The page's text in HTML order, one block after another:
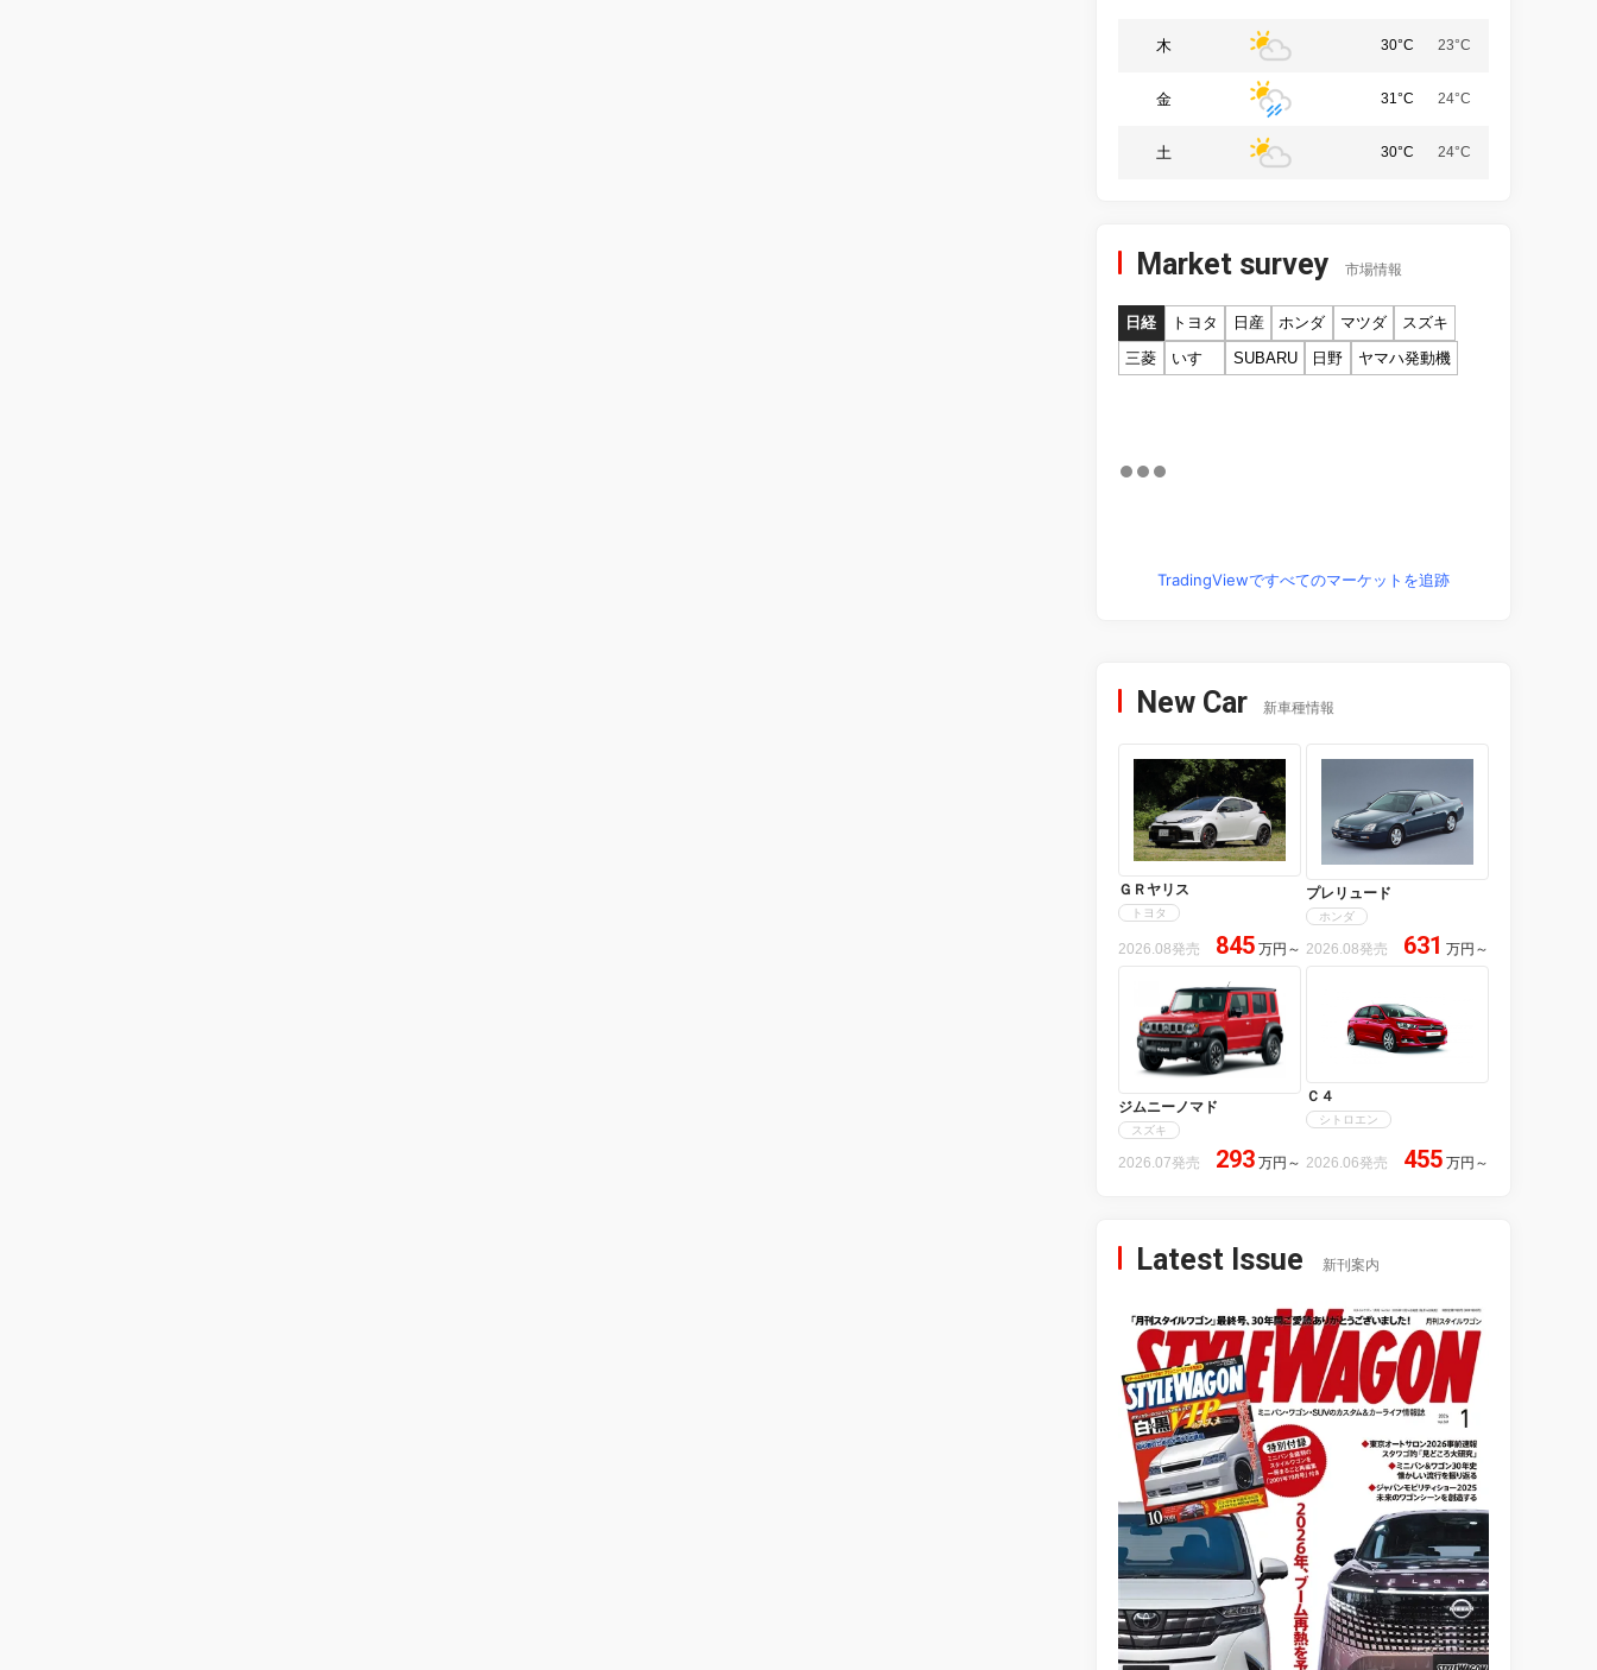
木 30°C 23°C
金 31°C 24°C
土 30°C 24°C
Market survey 市場情報
日経 トヨタ 日産 ホンダ マツダ
スズキ
三菱
いすゞ SUBARU 日野 ヤマハ発動機
TradingViewですべてのマーケットを追跡
New Car 新車種情報
ＧＲヤリス
トヨタ
2026.08発売 845 万円 ～
プレリュード
ホンダ
2026.08発売 631 万円 ～
ジムニーノマド
スズキ
2026.07発売 293 万円 ～
Ｃ４
シトロエン
2026.06発売 455 万円 ～
Latest Issue 新刊案内